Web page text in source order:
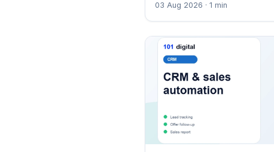
03 Aug 2026 · 1 min